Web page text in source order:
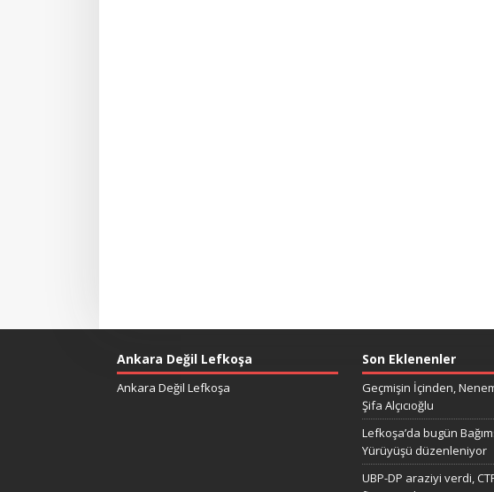
Ankara Değil Lefkoşa
Ankara Değil Lefkoşa
Son Eklenenler
Geçmişin İçinden,
Şifa Alçıcıoğlu
Lefkoşa’da bugün
Yürüyüşü düzenleniyor
UBP-DP araziyi verdi,